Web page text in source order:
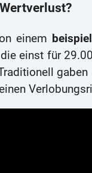
einem
einst für
gaben